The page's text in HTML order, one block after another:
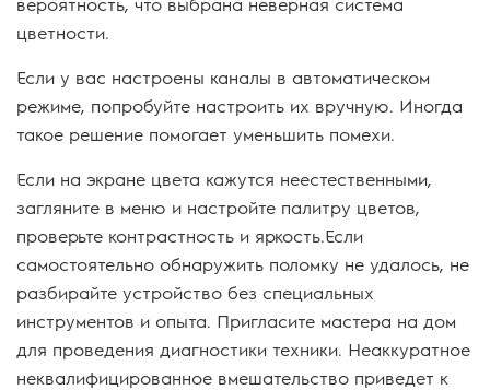
цветности.
Если у вас настроены каналы в автоматическом
режиме, попробуйте настроить их вручную. Иногда
такое решение помогает уменьшить помехи.
Если на экране цвета кажутся неестественными,
загляните в меню и настройте палитру цветов,
проверьте контрастность и яркость.Если
самостоятельно обнаружить поломку не удалось, не
разбирайте устройство без специальных
инструментов и опыта. Пригласите мастера на дом
для проведения диагностики техники. Неаккуратное
неквалифицированное вмешательство приведет к